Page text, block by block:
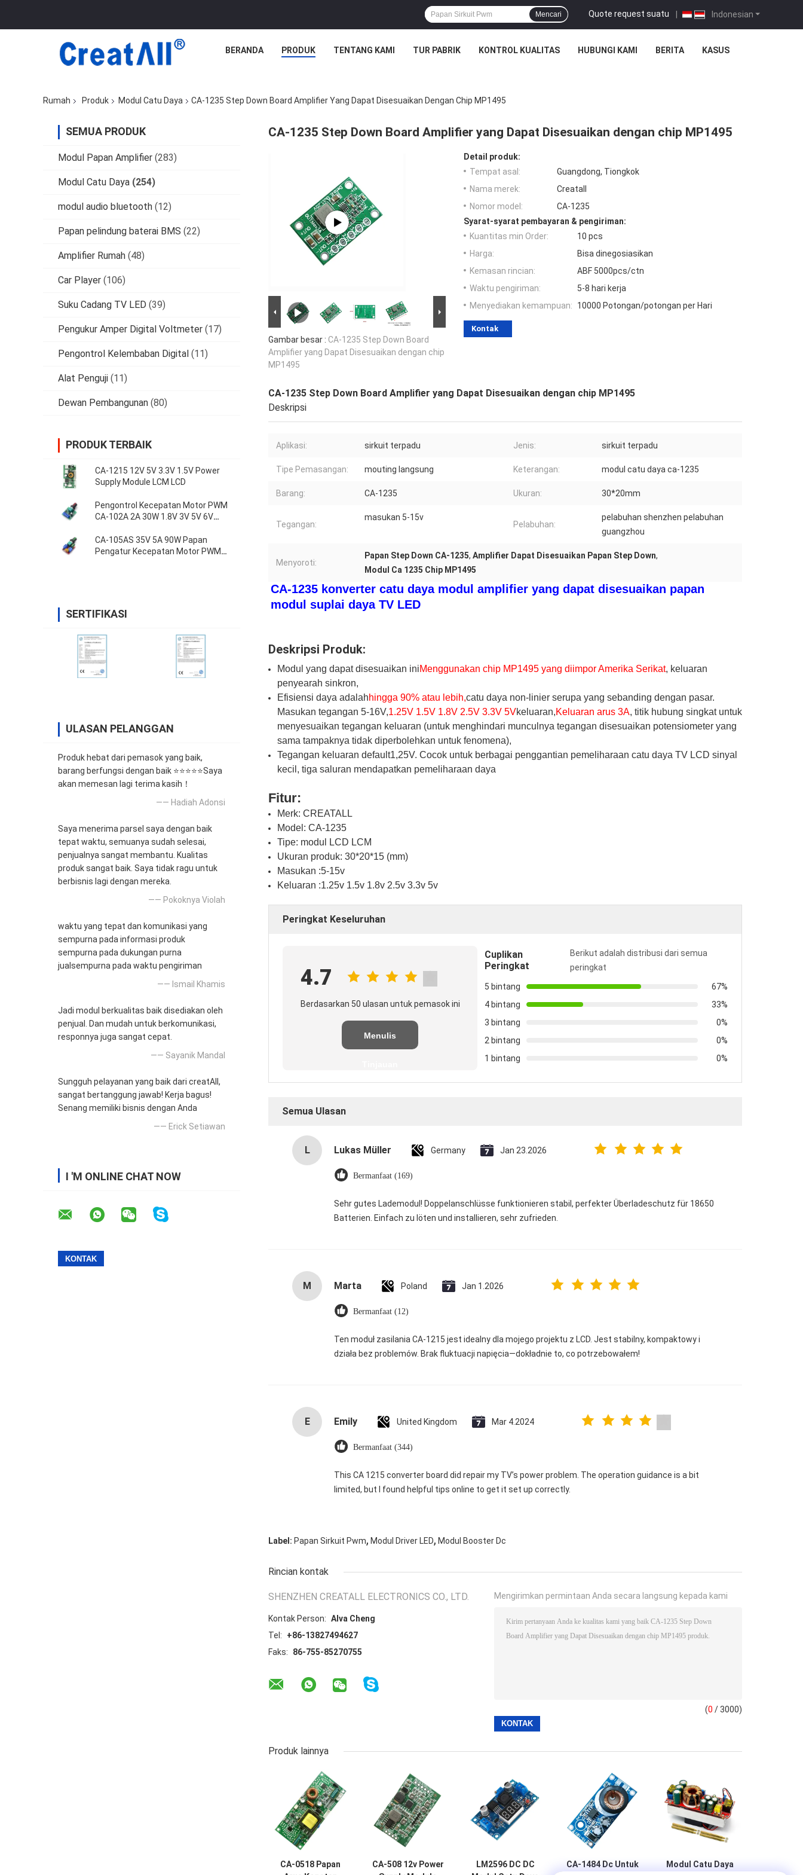
Indonesian
Quote request suatu |
Mencari
BERANDA PRODUK TENTANG KAMI TUR PABRIK KONTROL KUALITAS HUBUNGI KAMI BERITA KASUS
Rumah Produk Modul Catu Daya CA-1235 Step Down Board Amplifier Yang Dapat Disesuaikan Dengan Chip MP1495
SEMUA PRODUK
Modul Papan Amplifier (283)
Modul Catu Daya (254)
modul audio bluetooth (12)
Papan pelindung baterai BMS (22)
Amplifier Rumah (48)
Car Player (106)
Suku Cadang TV LED (39)
Pengukur Amper Digital Voltmeter (17)
Pengontrol Kelembaban Digital (11)
Alat Penguji (11)
Dewan Pembangunan (80)
PRODUK TERBAIK
CA-1215 12V 5V 3.3V 1.5V Power
Supply Module LCM LCD
Pengontrol Kecepatan Motor PWM
CA-102A 2A 30W 1.8V 3V 5V 6V
CA-105AS 35V 5A 90W Papan
Pengatur Kecepatan Motor PWM
SERTIFIKASI
ULASAN PELANGGAN
Produk hebat dari pemasok yang baik,
barang berfungsi dengan baik ⭐⭐⭐⭐⭐Saya
akan memesan lagi terima kasih！
—— Hadiah Adonsi
Saya menerima parsel saya dengan baik
tepat waktu, semuanya sudah selesai,
penjualnya sangat membantu. Kualitas
produk sangat baik. Saya tidak ragu untuk
berbisnis lagi dengan mereka.
—— Pokoknya Violah
waktu yang tepat dan komunikasi yang
sempurna pada informasi produk
sempurna pada dukungan purna
jualsempurna pada waktu pengiriman
—— Ismail Khamis
Jadi modul berkualitas baik disediakan oleh
penjual. Dan mudah untuk berkomunikasi,
responnya juga sangat cepat.
—— Sayanik Mandal
Sungguh pelayanan yang baik dari creatAll,
sangat bertanggung jawab! Kerja bagus!
Senang memiliki bisnis dengan Anda
—— Erick Setiawan
I 'M ONLINE CHAT NOW
CA-1235 Step Down Board Amplifier yang Dapat Disesuaikan dengan chip MP1495
Gambar besar : CA-1235 Step Down Board
Amplifier yang Dapat Disesuaikan dengan chip
MP1495
Detail produk:
Tempat asal:
Guangdong, Tiongkok
Nama merek:
Creatall
Nomor model:
CA-1235
Syarat-syarat pembayaran & pengiriman:
Kuantitas min Order:
10 pcs
Harga:
Bisa dinegosiasikan
Kemasan rincian:
ABF 5000pcs/ctn
Waktu pengiriman:
5-8 hari kerja
Menyediakan kemampuan:
10000 Potongan/potongan per Hari
Kontak
CA-1235 Step Down Board Amplifier yang Dapat Disesuaikan dengan chip MP1495
Deskripsi
Aplikasi: sirkuit terpadu Jenis: sirkuit terpadu
Tipe Pemasangan: mouting langsung Keterangan: modul catu daya ca-1235
Barang: CA-1235 Ukuran: 30*20mm
Tegangan:
masukan 5-15v
Pelabuhan:
pelabuhan shenzhen pelabuhan
guangzhou
Menyoroti:
Papan Step Down CA-1235, Amplifier Dapat Disesuaikan Papan Step Down,
Modul Ca 1235 Chip MP1495
CA-1235 konverter catu daya modul amplifier yang dapat disesuaikan papan
modul suplai daya TV LED
Deskripsi Produk:
Modul yang dapat disesuaikan iniMenggunakan chip MP1495 yang diimpor Amerika Serikat, keluaran
penyearah sinkron,
Efisiensi daya adalahhingga 90% atau lebih,catu daya non-linier serupa yang sebanding dengan pasar.
Masukan tegangan 5-16V,1.25V 1.5V 1.8V 2.5V 3.3V 5Vkeluaran,Keluaran arus 3A, titik hubung singkat untuk
menyesuaikan tegangan keluaran (untuk menghindari munculnya tegangan disesuaikan potensiometer yang
sama tampaknya tidak diperbolehkan untuk fenomena),
Tegangan keluaran default1,25V. Cocok untuk berbagai penggantian pemeliharaan catu daya TV LCD sinyal
kecil, tiga saluran mendapatkan pemeliharaan daya
Fitur:
Merk: CREATALL
Model: CA-1235
Tipe: modul LCD LCM
Ukuran produk: 30*20*15 (mm)
Masukan :5-15v
Keluaran :1.25v 1.5v 1.8v 2.5v 3.3v 5v
Peringkat Keseluruhan
4.7
Berdasarkan 50 ulasan untuk pemasok ini
Menulis
Cuplikan
Peringkat
Berikut adalah distribusi dari semua
peringkat
5 bintang
67%
4 bintang
33%
3 bintang
0%
2 bintang
0%
1 bintang
0%
Semua Ulasan
L Lukas Müller Germany Jan 23.2026
Bermanfaat (169)
Sehr gutes Lademodul! Doppelanschlüsse funktionieren stabil, perfekter Überladeschutz für 18650
Batterien. Einfach zu löten und installieren, sehr zufrieden.
M Marta Poland Jan 1.2026
Bermanfaat (12)
Ten moduł zasilania CA-1215 jest idealny dla mojego projektu z LCD. Jest stabilny, kompaktowy i
działa bez problemów. Brak fluktuacji napięcia—dokładnie to, co potrzebowałem!
E Emily United Kingdom Mar 4.2024
Bermanfaat (344)
This CA 1215 converter board did repair my TV’s power problem. The operation guidance is a bit
limited, but I found helpful tips online to get it set up correctly.
Label: Papan Sirkuit Pwm, Modul Driver LED, Modul Booster Dc
Rincian kontak
SHENZHEN CREATALL ELECTRONICS CO., LTD.
Kontak Person: Alva Cheng
Tel:
+86-13827494627
Faks:
86-755-85270755
Mengirimkan permintaan Anda secara langsung kepada kami
(0 / 3000)
Produk lainnya
CA-0518 Papan
CA-508 12v Power
LM2596 DC DC
CA-1484 Dc Untuk
Modul Catu Daya